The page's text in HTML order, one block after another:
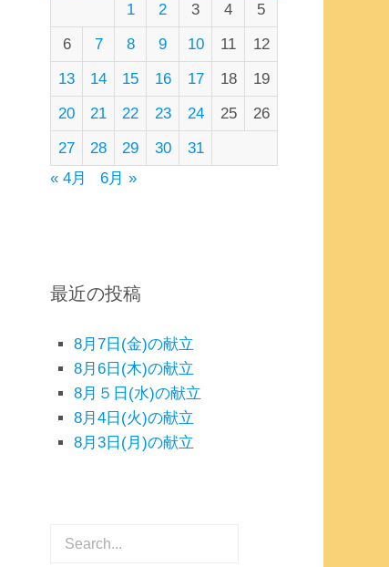
1 2 3 4
5
6
7 8 9 10 11
12
13
14 15 16 17 18
19
20
21 22 23 24 25
26
27
28 29 30
31
« 4月
6月 »
最近の投稿
8月7日(金)の献立
8月6日(木)の献立
8月５日(水)の献立
8月4日(火)の献立
8月3日(月)の献立